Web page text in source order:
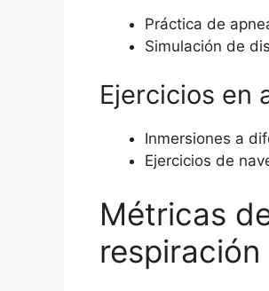
Práctica de
Simulación de
Ejercicios en
Inmersiones a
Ejercicios de
Métricas
respiración